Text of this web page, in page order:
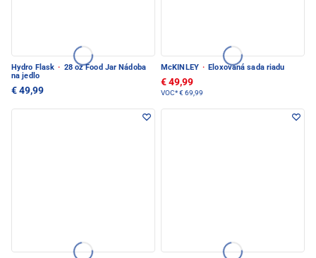
Hydro Flask · 28 oz Food Jar Nádoba
na jedlo
€ 49,99
McKINLEY · Eloxovaná sada riadu
€ 49,99
VOC*€ 69,99